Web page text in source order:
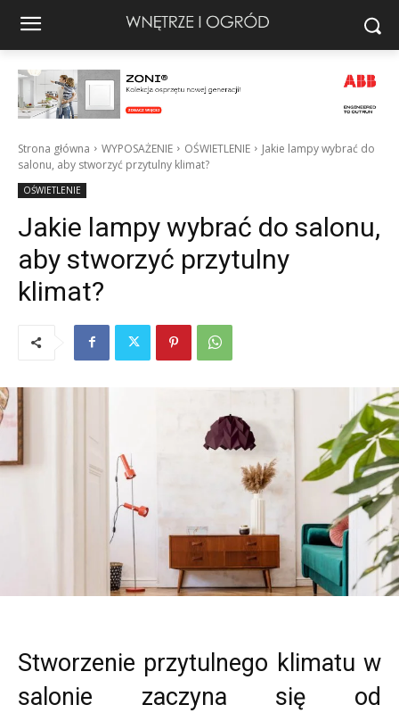
Strona główna WYPOSAŻENIE OŚWIETLENIE
Jakie lampy wybrać do
salonu, aby stworzyć przytulny klimat?
OŚWIETLENIE
Jakie lampy wybrać do salonu,
aby stworzyć przytulny
klimat?
Stworzenie przytulnego klimatu w
salonie zaczyna się od